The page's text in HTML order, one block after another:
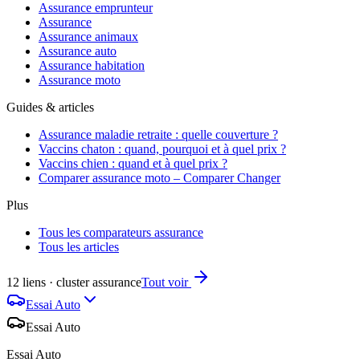
Assurance emprunteur
Assurance
Assurance animaux
Assurance auto
Assurance habitation
Assurance moto
Guides & articles
Assurance maladie retraite : quelle couverture ?
Vaccins chaton : quand, pourquoi et à quel prix ?
Vaccins chien : quand et à quel prix ?
Comparer assurance moto – Comparer Changer
Plus
Tous les comparateurs assurance
Tous les articles
12 liens · cluster assuranceTout voir
Essai Auto
Essai Auto
Essai Auto